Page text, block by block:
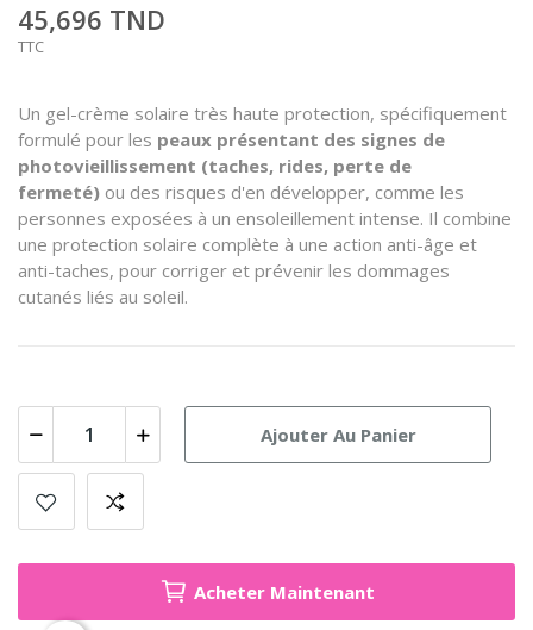
45,696 TND
TTC
Un gel-crème solaire très haute protection, spécifiquement
formulé pour les peaux présentant des signes de
photovieillissement (taches, rides, perte de
fermeté) ou des risques d'en développer, comme les
personnes exposées à un ensoleillement intense. Il combine
une protection solaire complète à une action anti-âge et
anti-taches, pour corriger et prévenir les dommages
cutanés liés au soleil.
Ajouter Au Panier
Acheter Maintenant